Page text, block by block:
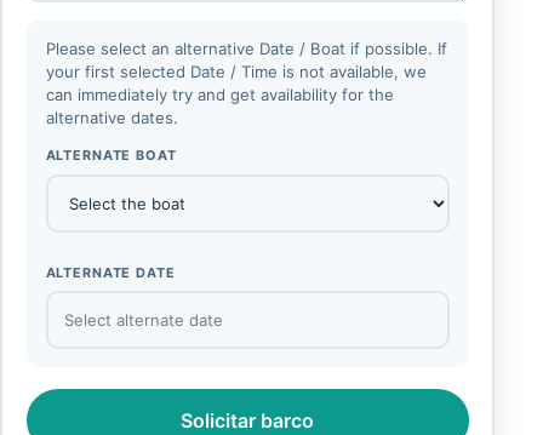
Please select an alternative Date / Boat if possible. If
your first selected Date / Time is not available, we
can immediately try and get availability for the
alternative dates.
ALTERNATE BOAT
ALTERNATE DATE
Solicitar barco